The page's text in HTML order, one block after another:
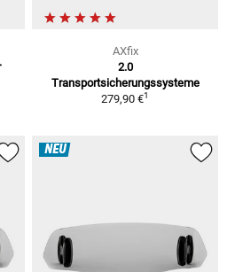
AXfix
2.0
Transportsicherungssysteme
279,90 €1
NEU